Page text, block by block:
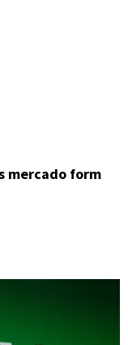
mercado form